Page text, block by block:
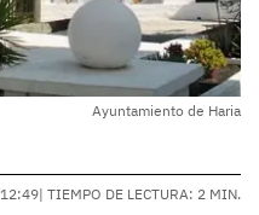
Ayuntamiento de Haria
12:49| TIEMPO DE LECTURA: 2 MIN.